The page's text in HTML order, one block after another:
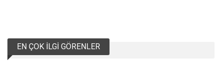
EN ÇOK İLGI GÖRENLER